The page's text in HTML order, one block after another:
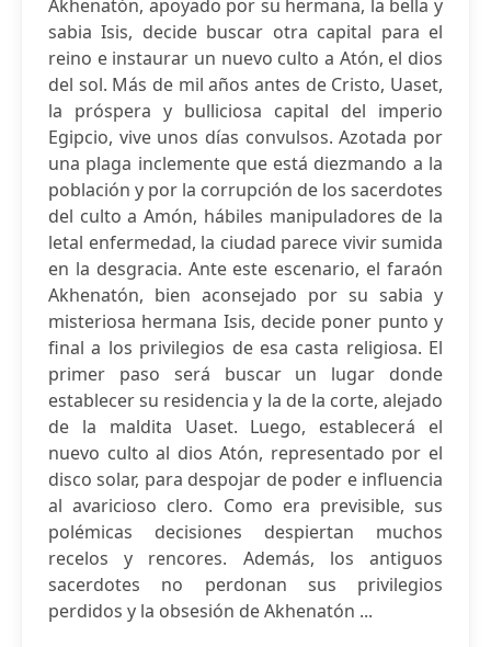
Akhenatón, apoyado por su hermana, la bella y
sabia Isis, decide buscar otra capital para el
reino e instaurar un nuevo culto a Atón, el dios
del sol. Más de mil años antes de Cristo, Uaset,
la próspera y bulliciosa capital del imperio
Egipcio, vive unos días convulsos. Azotada por
una plaga inclemente que está diezmando a la
población y por la corrupción de los sacerdotes
del culto a Amón, hábiles manipuladores de la
letal enfermedad, la ciudad parece vivir sumida
en la desgracia. Ante este escenario, el faraón
Akhenatón, bien aconsejado por su sabia y
misteriosa hermana Isis, decide poner punto y
final a los privilegios de esa casta religiosa. El
primer paso será buscar un lugar donde
establecer su residencia y la de la corte, alejado
de la maldita Uaset. Luego, establecerá el
nuevo culto al dios Atón, representado por el
disco solar, para despojar de poder e influencia
al avaricioso clero. Como era previsible, sus
polémicas decisiones despiertan muchos
recelos y rencores. Además, los antiguos
sacerdotes no perdonan sus privilegios
perdidos y la obsesión de Akhenatón ...